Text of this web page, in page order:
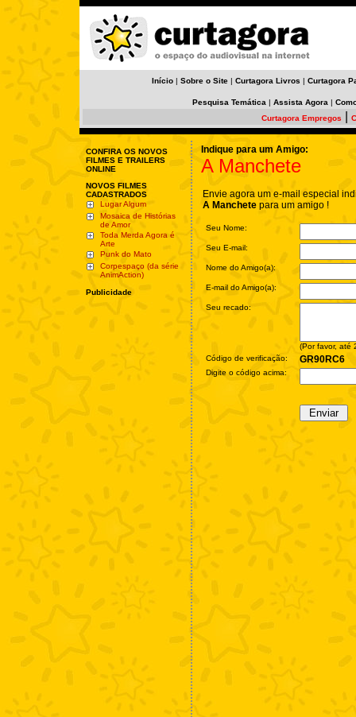
Início | Sobre o Site | Curtagora Livros | Curtagora
Pesquisa Temática | Assista Agora |
Curtagora Empregos
CONFIRA OS NOVOS
FILMES E TRAILERS
ONLINE
NOVOS FILMES
CADASTRADOS
Lugar Algum
Mosaica de Histórias
de Amor
Toda Merda Agora é
Arte
Punk do Mato
Corpespaço (da série
AnimAction)
Publicidade
Indique para um Amigo:
A Manchete
Envie agora um e-mail especial
A Manchete para um amigo !
Seu Nome:
Seu E-mail:
Nome do Amigo(a):
E-mail do Amigo(a):
Seu recado:
(Por favor, até
Código de verificação:
GR90RC6
Digite o código acima: